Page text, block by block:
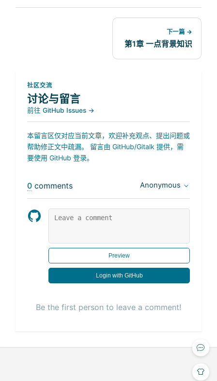
下一篇 →
第1章 一点背景知识
社区交流
讨论与留言
前往 GitHub Issues →
本留言区仅对应当前文章，欢迎补充观点、提出问题或
帮助修正文中疏漏。 留言由 GitHub/Gitalk 提供，需
要使用 GitHub 登录。
0 comments Anonymous
Preview
Login with GitHub
Be the first person to leave a comment!